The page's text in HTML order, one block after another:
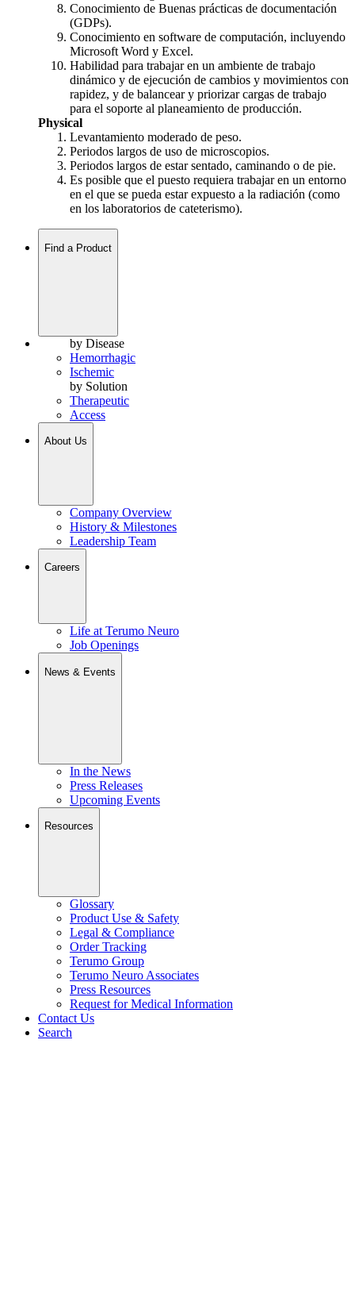
Conocimiento de Buenas prácticas de documentación
(GDPs).
Conocimiento en software de computación, incluyendo
Microsoft Word y Excel.
Habilidad para trabajar en un ambiente de trabajo
dinámico y de ejecución de cambios y movimientos con
rapidez, y de balancear y priorizar cargas de trabajo
para el soporte al planeamiento de producción.
Physical
Levantamiento moderado de peso.
Periodos largos de uso de microscopios.
Periodos largos de estar sentado, caminando o de pie.
Es posible que el puesto requiera trabajar en un entorno
en el que se pueda estar expuesto a la radiación (como
en los laboratorios de cateterismo).
Find a Product
by Disease
Hemorrhagic
Ischemic
by Solution
Therapeutic
Access
About Us
Company Overview
History & Milestones
Leadership Team
Careers
Life at Terumo Neuro
Job Openings
News & Events
In the News
Press Releases
Upcoming Events
Resources
Glossary
Product Use & Safety
Legal & Compliance
Order Tracking
Terumo Group
Terumo Neuro Associates
Press Resources
Request for Medical Information
Contact Us
Search